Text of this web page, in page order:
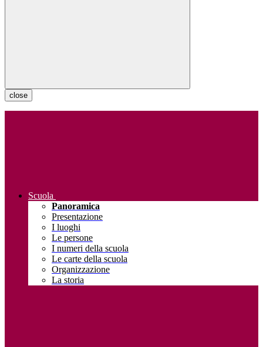
close
Scuola
Panoramica
Presentazione
I luoghi
Le persone
I numeri della scuola
Le carte della scuola
Organizzazione
La storia